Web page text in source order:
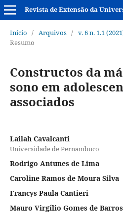
Início / Arquivos / v. 6 n. 1.1
Resumo
Constructos da
sono em
associados
Lailah Cavalcanti
Universidade de Pernambuco
Rodrigo Antunes de Lima
Caroline Ramos de Moura Silva
Francys Paula Cantieri
Mauro Virgílio Gomes de Barros